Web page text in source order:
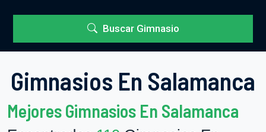
Buscar Gimnasio
Gimnasios En Salamanca
Mejores Gimnasios En Salamanca